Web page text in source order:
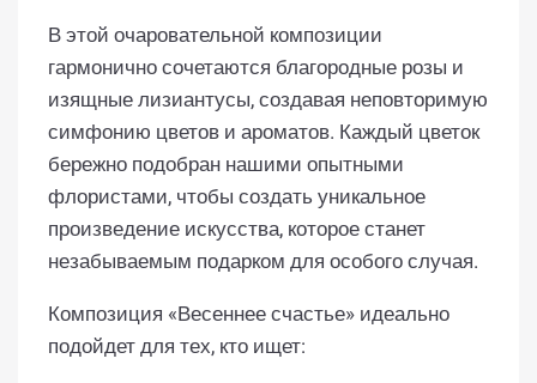
В этой очаровательной композиции
гармонично сочетаются благородные розы и
изящные лизиантусы, создавая неповторимую
симфонию цветов и ароматов. Каждый цветок
бережно подобран нашими опытными
флористами, чтобы создать уникальное
произведение искусства, которое станет
незабываемым подарком для особого случая.
Композиция «Весеннее счастье» идеально
подойдет для тех, кто ищет: